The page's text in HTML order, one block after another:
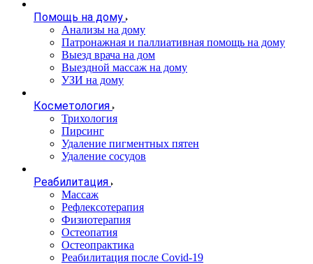
Помощь на дому
Анализы на дому
Патронажная и паллиативная помощь на дому
Выезд врача на дом
Выездной массаж на дому
УЗИ на дому
Косметология
Трихология
Пирсинг
Удаление пигментных пятен
Удаление сосудов
Реабилитация
Массаж
Рефлексотерапия
Физиотерапия
Остеопатия
Остеопрактика
Реабилитация после Covid-19